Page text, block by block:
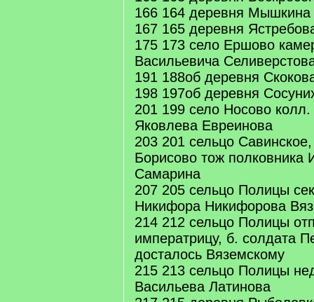
166 164 деревня Мышкина
167 165 деревня
175 173 село Ершово
Васильевича
191 188об деревня
198 197об деревня
201 199 село Носово
Яковлева Евреинова
203 201 сельцо
Борисово тож полковника
Самарина
207 205 сельцо Полицы
Никифора Никифорова
214 212 сельцо Полицы
императрицу, б. солдата
досталось Вяземскому
215 213 сельцо Полицы
Васильева Латинова